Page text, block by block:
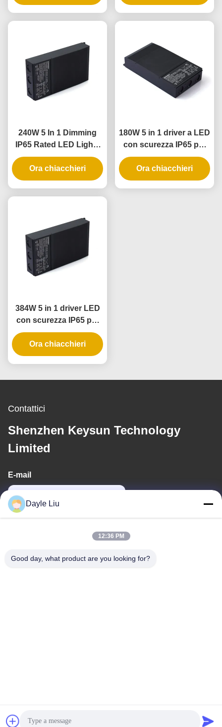
applicazioni di
applicazioni di
240W 5 In 1 Dimming
IP65 Rated LED Lights
Driver e alimentazione
LED dimmabile
Ora chiacchieri
180W 5 in 1 driver a LED
con scurezza IP65 per
applicazioni di
illuminazione esterna e
interna
Ora chiacchieri
384W 5 in 1 driver LED
con scurezza IP65 per
luci a strisce e pendenti
a LED
Ora chiacchieri
Contattici
Shenzhen Keysun Technology
Limited
E-mail
Copyright -2026 Shenzhen Keysun Technology Limited . Tutti i
Dayle Liu
12:36 PM
Good day, what product are you looking for?